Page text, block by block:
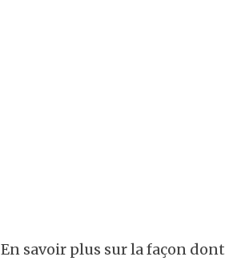
En savoir plus sur la façon dont